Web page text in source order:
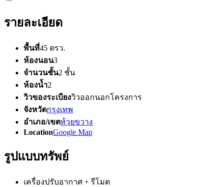
รายละเอียด
พื้นที่45 ตรว.
ห้องนอน3
จำนวนชั้น2 ชั้น
ห้องน้ำ2
วิวของระเบียงวิวออกนอกโครงการ
จังหวัดกรุงเทพ
อำเภอ/เขตห้วยขวาง
LocationGoogle Map
รูปแบบทรัพย์
เครื่องปรับอากาศ + รีโมต